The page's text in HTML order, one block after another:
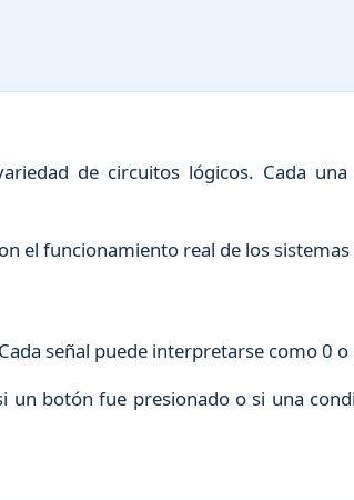
de circuitos lógicos. Cada
el funcionamiento real de los
señal puede interpretarse como 0 o
un botón fue presionado o si una